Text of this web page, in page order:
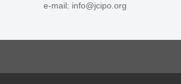
e-mail: info@jcipo.org